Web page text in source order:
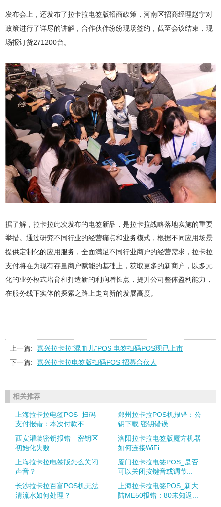
发布会上，还发布了拉卡拉电签版招商政策，河南区招商经理赵宁对
政策进行了详尽的讲解，合作伙伴纷纷现场签约，截至会议结束，现
场报订货271200台。
据了解，拉卡拉此次发布的电签新品，是拉卡拉战略落地实施的重要
举措。通过研究不同行业的经营痛点和业务模式，根据不同应用场景
提供定制化的应用服务，全面满足不同行业商户的经营需求，拉卡拉
支付将在为现有存量商户赋能的基础上，获取更多的新商户，以多元
化的业务模式培育和打造新的利润增长点，提升公司整体盈利能力，
在服务线下实体的探索之路上走向新的发展高度。
上一篇:
嘉兴拉卡拉“混血儿”POS 电签扫码POS现已上市
下一篇:
嘉兴拉卡拉电签版扫码POS 招募合伙人
相关推荐
上海拉卡拉电签POS_扫码
支付报错：本次付款不...
郑州拉卡拉POS机报错：公
钥下载 密钥错误
西安灌装密钥报错：密钥区
初始化失败
洛阳拉卡拉电签版魔方机器
如何连接WiFi
上海拉卡拉电签版怎么关闭
声音？
厦门拉卡拉电签POS_是否
可以关闭按键音或调节...
长沙拉卡拉百富POS机无法
清流水如何处理？
上海拉卡拉电签POS_新大
陆ME50报错：80未知返...